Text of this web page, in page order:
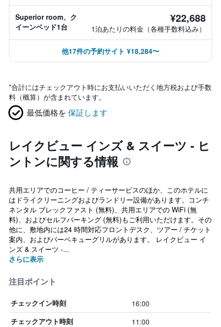
Superior room、ク
イーンベッド1台
¥22,688
1泊あたりの料金（各種手数料込み）
他17件の予約サイト ¥18,284〜
*合計にはチェックアウト時にお支払いいただく地方税および手数
料（概算）が含まれています。
最低価格を 保証します
レイクビュー インズ & スイーツ - ヒ
ントンに関する情報
共用エリアでのコーヒー / ティーサービスのほか、このホテルに
はドライクリーニングおよびランドリー設備があります。コンチ
ネンタル ブレックファスト (無料)、共用エリアでの WiFi (無
料)、およびセルフパーキング (無料)もご利用いただけます。その
他に、敷地内には24 時間対応フロントデスク、ツアー / チケット
案内、およびバーベキューグリルがあります。 レイクビュー イ
ンズ & スイーツ -...
さらに表示
注目ポイント
チェックイン時刻 16:00
チェックアウト時刻 11:00